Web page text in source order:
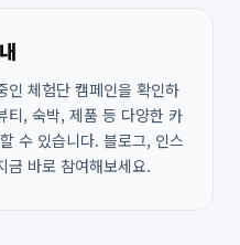
인 체험단 캠페인을 확인하
티, 숙박, 제품 등 다양한 카
수 있습니다. 블로그, 인스
금 바로 참여해보세요.